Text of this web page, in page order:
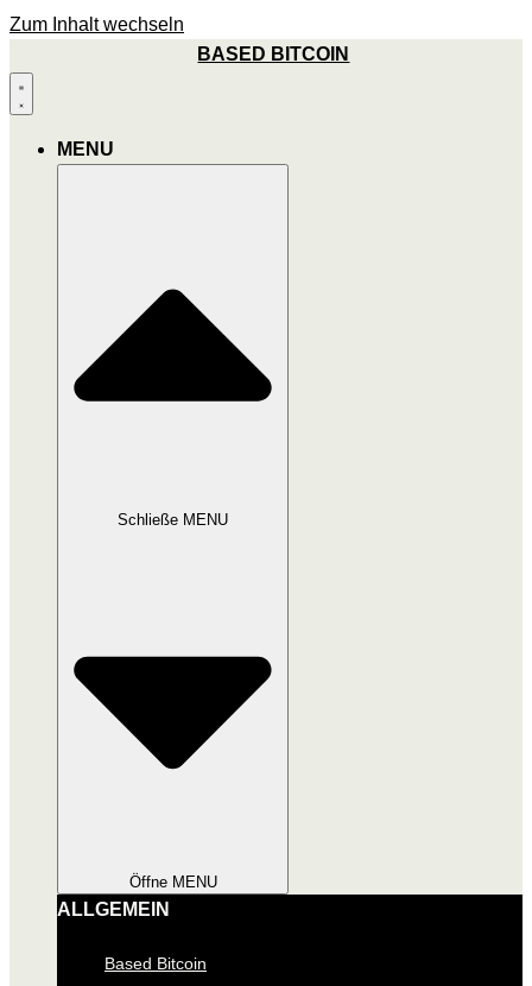
Zum Inhalt wechseln
BASED BITCOIN
MENU
Schließe MENU
Öffne MENU
ALLGEMEIN
Based Bitcoin